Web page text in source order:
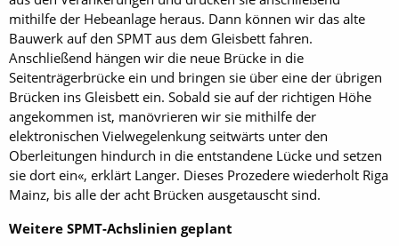
mithilfe der Hebeanlage heraus. Dann können wir das alte
Bauwerk auf den SPMT aus dem Gleisbett fahren.
Anschließend hängen wir die neue Brücke in die
Seitenträgerbrücke ein und bringen sie über eine der übrigen
Brücken ins Gleisbett ein. Sobald sie auf der richtigen Höhe
angekommen ist, manövrieren wir sie mithilfe der
elektronischen Vielwegelenkung seitwärts unter den
Oberleitungen hindurch in die entstandene Lücke und setzen
sie dort ein«, erklärt Langer. Dieses Prozedere wiederholt Riga
Mainz, bis alle der acht Brücken ausgetauscht sind.
Weitere SPMT-Achslinien geplant